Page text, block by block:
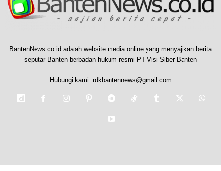
BantenNews.co.id adalah website media online yang menyajikan berita
seputar Banten berbadan hukum resmi PT Visi Siber Banten
Hubungi kami: rdkbantennews@gmail.com